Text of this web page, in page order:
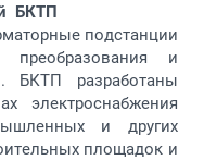
БКТП
подстанции
преобразования и
БКТП разработаны
электроснабжения
и других
площадок и